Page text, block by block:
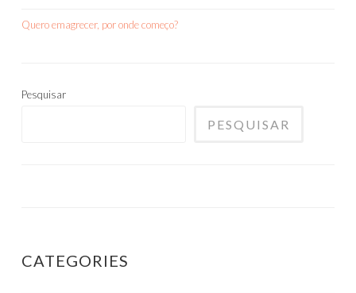
Quero emagrecer, por onde começo?
Pesquisar
PESQUISAR
CATEGORIES